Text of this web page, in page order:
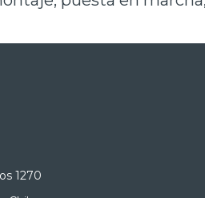
1270